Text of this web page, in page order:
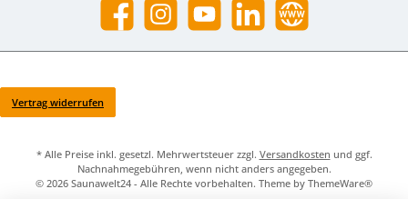
Facebook InstagramYouTube LinkedIn Website
Vertrag widerrufen
* Alle Preise inkl. gesetzl. Mehrwertsteuer zzgl. Versandkosten und ggf.
Nachnahmegebühren, wenn nicht anders angegeben.
© 2026 Saunawelt24 - Alle Rechte vorbehalten. Theme by ThemeWare®